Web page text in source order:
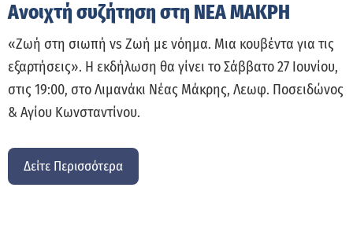
Ανοιχτή συζήτηση στη ΝΕΑ ΜΑΚΡΗ
«Ζωή στη σιωπή vs Ζωή με νόημα. Μια κουβέντα για τις
εξαρτήσεις». Η εκδήλωση θα γίνει το Σάββατο 27 Ιουνίου,
στις 19:00, στο Λιμανάκι Νέας Μάκρης, Λεωφ. Ποσειδώνος
& Αγίου Κωνσταντίνου.
Δείτε Περισσότερα